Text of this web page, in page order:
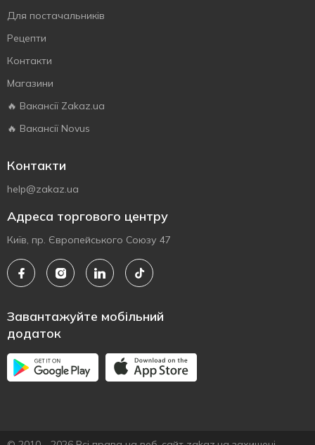
Для постачальників
Рецепти
Контакти
Магазини
🔥 Вакансії Zakaz.ua
🔥 Вакансії Novus
Контакти
help@zakaz.ua
Адреса торгового центру
Київ, пр. Європейського Союзу 47
Завантажуйте мобільний
додаток